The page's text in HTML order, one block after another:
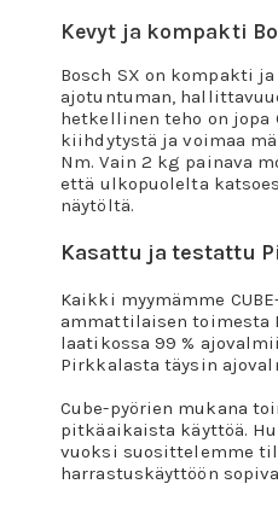
Kevyt ja kompakti
Bosch SX on kompakti
ajotuntuman,
hetkellinen teho on
kiihdytystä ja voimaa
Nm. Vain 2 kg painava
että ulkopuolelta
näytöltä.
Kasattu ja testattu
Kaikki myymämme
ammattilaisen toimesta
laatikossa 99 %
Pirkkalasta täysin
Cube-pyörien mukana
pitkäaikaista käyttöä.
vuoksi suosittelemme
harrastuskäyttöön